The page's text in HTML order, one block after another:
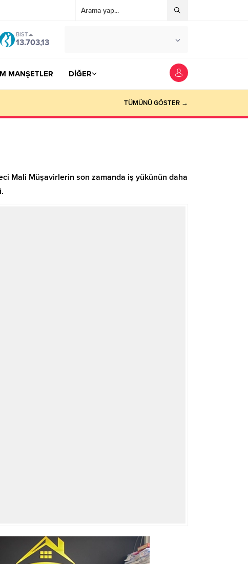
BIST
13.703,13
MANŞETLER DİĞER
TÜMÜNÜ GÖSTER →
Mali Müşavirlerin son zamanda iş yükünün daha